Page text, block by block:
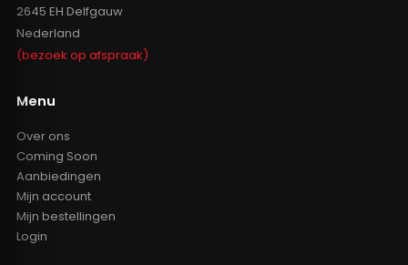
2645 EH Delfgauw
Nederland
(bezoek op afspraak)
Menu
Over ons
Coming Soon
Aanbiedingen
Mijn account
Mijn bestellingen
Login